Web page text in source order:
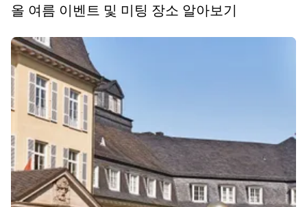
올 여름 이벤트 및 미팅 장소 알아보기
슬라이드 1 의 0